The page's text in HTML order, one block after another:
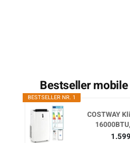
Bestseller
BESTSELLER NR. 1
COSTWAY